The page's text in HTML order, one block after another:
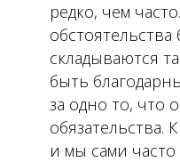
редко, чем
складываются
быть
за одно то, что
обязательства.
и мы сами